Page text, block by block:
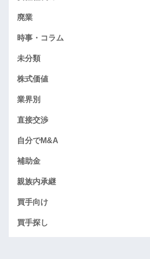
廃業
時事・コラム
未分類
株式価値
業界別
直接交渉
自分でM&A
補助金
親族内承継
買手向け
買手探し